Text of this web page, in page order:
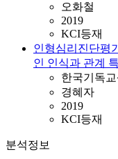
오화철
2019
KCI등재
인형심리진단평
인 인식과 관계
한국기독
경혜자
2019
KCI등재
분석정보